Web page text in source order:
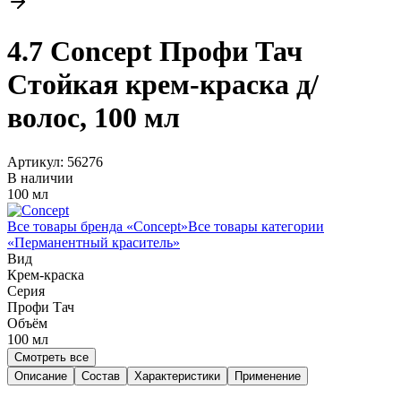
4.7 Concept Профи Тач
Стойкая крем-краска д/
волос, 100 мл
Артикул: 56276
В наличии
100 мл
Все товары бренда «Concept»Все товары категории
«Перманентный краситель»
Вид
Крем-краска
Серия
Профи Тач
Объём
100 мл
Смотреть все
Описание
Состав Характеристики Применение